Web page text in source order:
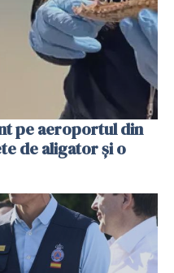
pe aeroportul din
de aligator și o